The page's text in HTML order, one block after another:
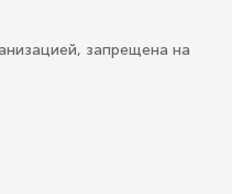
запрещена на